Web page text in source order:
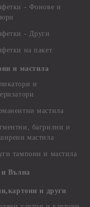
- Фонове и
- Други
на пакет
и мастила
и
мастила
багрилни и
мастила
тампони и мастила
Вълна
и други